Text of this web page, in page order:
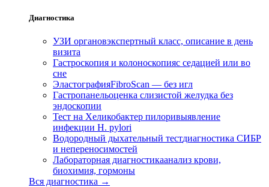
Диагностика
УЗИ органовэкспертный класс, описание в день
визита
Гастроскопия и колоноскопияс седацией или во
сне
ЭластографияFibroScan — без игл
Гастропанельоценка слизистой желудка без
эндоскопии
Тест на Хеликобактер пилоривыявление
инфекции H. pylori
Водородный дыхательный тестдиагностика СИБР
и непереносимостей
Лабораторная диагностикаанализ крови,
биохимия, гормоны
Вся диагностика →